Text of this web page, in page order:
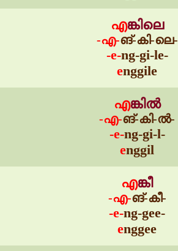
എങ്കിലെ
-എ-ങ്-കി-ലെ-
-e-ng-gi-le-
enggile
എങ്കിൽ
-എ-ങ്-കി-ൽ-
-e-ng-gi-l-
enggil
എങ്കീ
-എ-ങ്-കീ-
-e-ng-gee-
enggee